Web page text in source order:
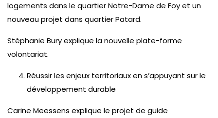
logements dans le quartier Notre-Dame de Foy et un
nouveau projet dans quartier Patard.
Stéphanie Bury explique la nouvelle plate-forme
volontariat.
Réussir les enjeux territoriaux en s’appuyant sur le
développement durable
Carine Meessens explique le projet de guide